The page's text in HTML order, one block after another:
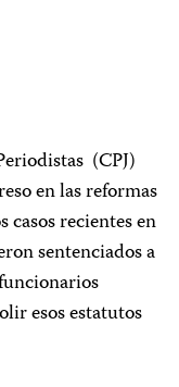
(CPJ)
en las reformas
casos recientes en
sentenciados a
esos estatutos